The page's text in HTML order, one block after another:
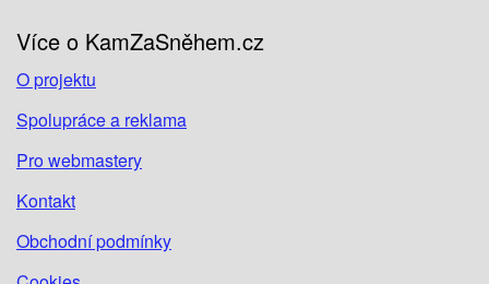
Více o KamZaSněhem.cz
O projektu
Spolupráce a reklama
Pro webmastery
Kontakt
Obchodní podmínky